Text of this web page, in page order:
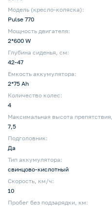
Модель (кресло-коляска):
Pulse 770
Мощность двигателя:
2*600 W
Глубина сиденья, cм:
42-47
Емкость аккумулятора:
2*75 Ah
Количество колес:
4
Максимальная высота
7,5
Подголовник:
Да
Тип аккумулятора:
свинцово-кислотный
Скорость, км/ч:
10
Пробег без подзарядки, км: